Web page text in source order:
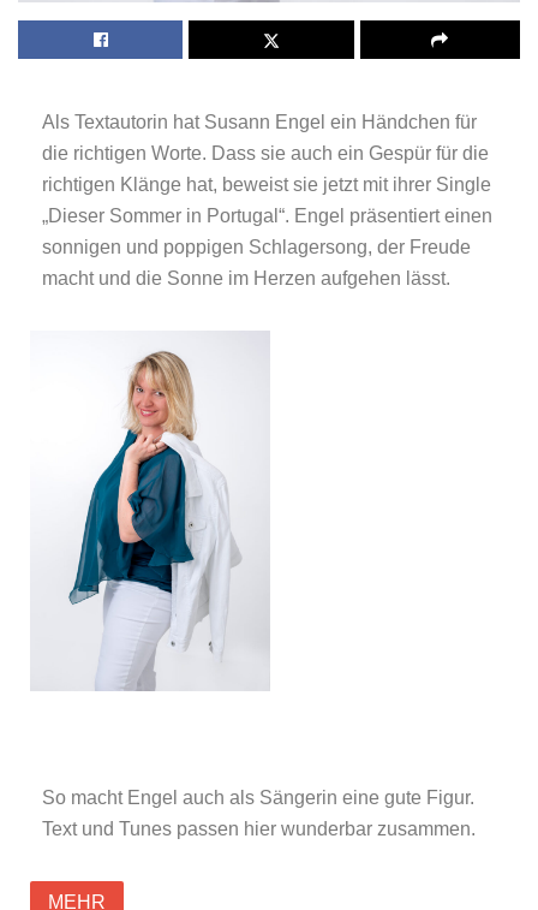
Als Textautorin hat Susann Engel ein Händchen für
die richtigen Worte. Dass sie auch ein Gespür für die
richtigen Klänge hat, beweist sie jetzt mit ihrer Single
„Dieser Sommer in Portugal“. Engel präsentiert einen
sonnigen und poppigen Schlagersong, der Freude
macht und die Sonne im Herzen aufgehen lässt.
So macht Engel auch als Sängerin eine gute Figur.
Text und Tunes passen hier wunderbar zusammen.
MEHR